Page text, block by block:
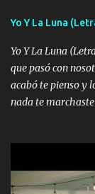
pasión en la troca
quiero que sea
quieres en ese
madre no quiero
chile quisiera ser
encierra princesa
Yo Y La Luna
Yo Y La Luna
que pasó con
acabó te pienso y
nada te
pero eso ya no va
mirabas bonito si